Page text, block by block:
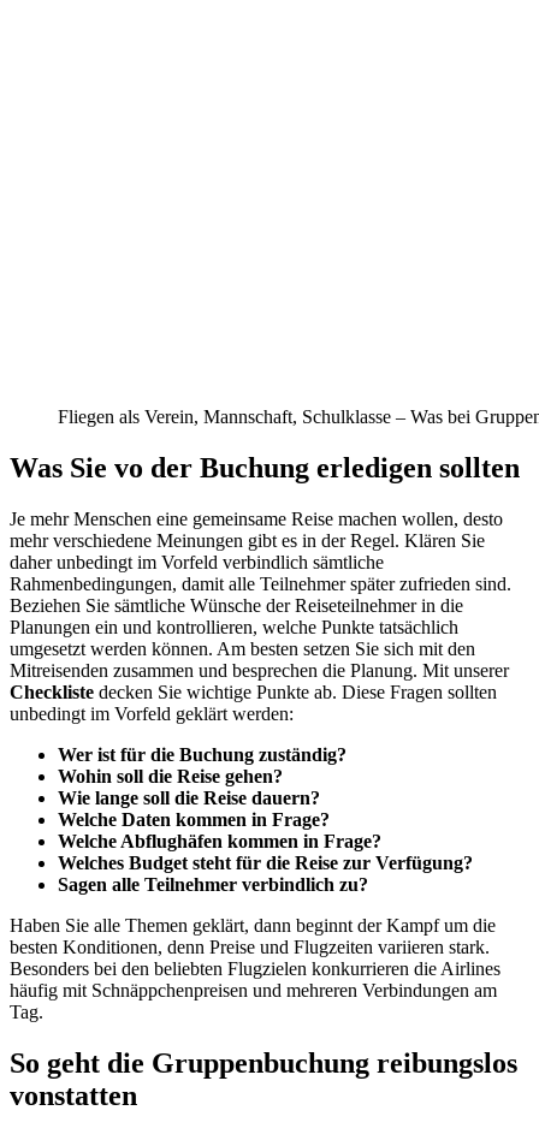
Fliegen als Verein, Mannschaft, Schulklasse – Was bei
Was Sie vo der Buchung erledigen sollten
Je mehr Menschen eine gemeinsame Reise machen wollen, desto
mehr verschiedene Meinungen gibt es in der Regel. Klären Sie
daher unbedingt im Vorfeld verbindlich sämtliche
Rahmenbedingungen, damit alle Teilnehmer später zufrieden sind.
Beziehen Sie sämtliche Wünsche der Reiseteilnehmer in die
Planungen ein und kontrollieren, welche Punkte tatsächlich
umgesetzt werden können. Am besten setzen Sie sich mit den
Mitreisenden zusammen und besprechen die Planung. Mit unserer
Checkliste decken Sie wichtige Punkte ab. Diese Fragen sollten
unbedingt im Vorfeld geklärt werden:
Wer ist für die Buchung zuständig?
Wohin soll die Reise gehen?
Wie lange soll die Reise dauern?
Welche Daten kommen in Frage?
Welche Abflughäfen kommen in Frage?
Welches Budget steht für die Reise zur Verfügung?
Sagen alle Teilnehmer verbindlich zu?
Haben Sie alle Themen geklärt, dann beginnt der Kampf um die
besten Konditionen, denn Preise und Flugzeiten variieren stark.
Besonders bei den beliebten Flugzielen konkurrieren die Airlines
häufig mit Schnäppchenpreisen und mehreren Verbindungen am
Tag.
So geht die Gruppenbuchung reibungslos
vonstatten